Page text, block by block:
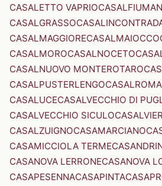
CASALETTO VAPRIO
CASALGRASSO
CASALMAGGIORECASALMAIOCCO
CASALMOROCASALNOCETO
CASALNUOVO MONTEROTARO
CASALPUSTERLENGO
CASALUCECASALVECCHIO DI
CASALVECCHIO SICULO
CASALZUIGNOCASAMARCIANO
CASAMICCIOLA TERME
CASANOVA LERRONECASANOVA
CASAPESENNACASAPINTA